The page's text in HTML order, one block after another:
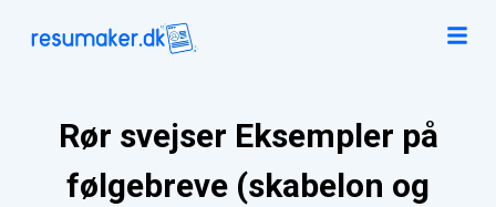
Rør svejser Eksempler på
følgebreve (skabelon og